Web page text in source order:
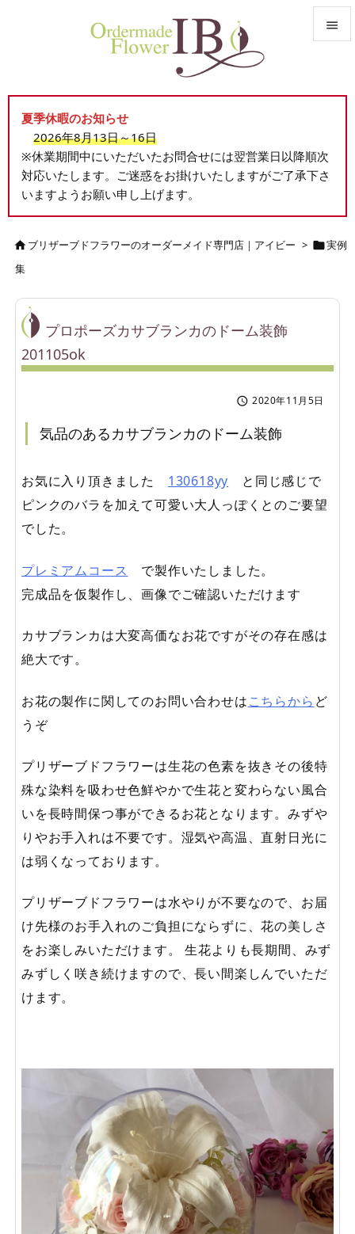


前へ

検索
夏季休暇のお知らせ
2026年8月13日～16日
※休業期間中にいただいたお問合せには翌営業日以降順次
対応いたします。ご迷惑をお掛けいたしますがご了承下さ
いますようお願い申し上げます。
ブリザーブドフラワーのオーダーメイド専門店｜アイビー > 実例
集
プロポーズカサブランカのドーム装飾
201105ok
 2020年11月5日
気品のあるカサブランカのドーム装飾
お気に入り頂きました 130618yy と同じ感じで
ピンクのバラを加えて可愛い大人っぽくとのご要望
でした。
プレミアムコース
で製作いたしました。
完成品を仮製作し、画像でご確認いただけます
カサブランカは大変高価なお花ですがその存在感は
絶大です。
お花の製作に関してのお問い合わせはこちらから ど
うぞ
プリザーブドフラワーは生花の色素を抜きその後特
殊な染料を吸わせ色鮮やかで生花と変わらない風合
いを長時間保つ事ができるお花となります。みずや
りやお手入れは不要です。湿気や高温、直射日光に
は弱くなっております。
プリザーブドフラワーは水やりが不要なので、お届
け先様のお手入れのご負担にならずに、花の美しさ
をお楽しみいただけます。 生花よりも長期間、みず
みずしく咲き続けますので、長い間楽しんでいただ
けます。